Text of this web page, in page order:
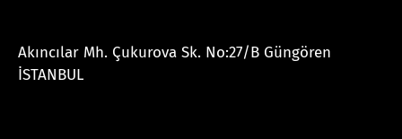
Akıncılar Mh. Çukurova Sk. No:27/B Güngören
İSTANBUL